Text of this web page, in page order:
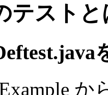
テストと
test.java